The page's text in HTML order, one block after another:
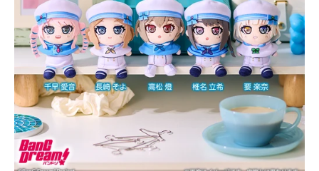
ン
ス
ト
ア